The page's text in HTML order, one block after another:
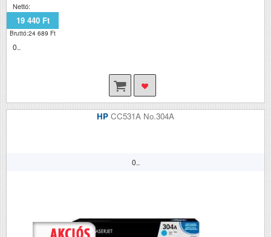
Nettó:
19 440 Ft
Bruttó:24 689 Ft
0..
HP CC531A No.304A
0..